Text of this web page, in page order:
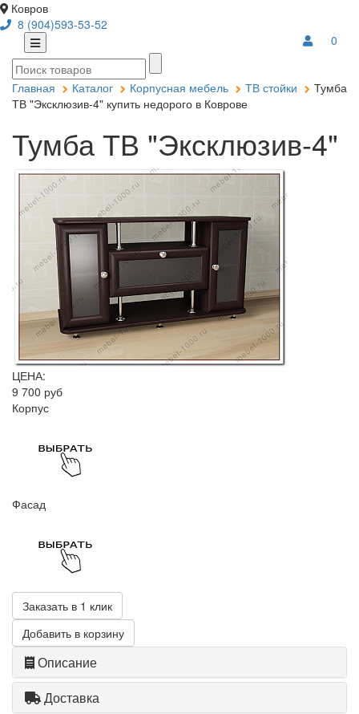
Ковров
8 (904)593-53-52
0
Главная Каталог Корпусная мебель ТВ стойки
Тумба
ТВ "Эксклюзив-4" купить недорого в Коврове
Тумба ТВ "Эксклюзив-4"
ЦЕНА:
9 700 руб
Корпус
Фасад
Заказать в 1 клик
Добавить в корзину
Описание
Доставка